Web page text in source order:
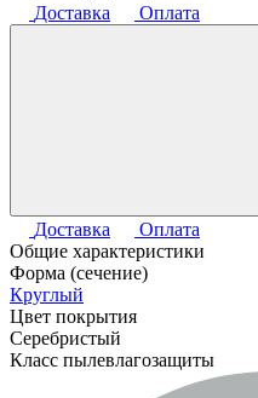
Доставка
Оплата
Доставка
Оплата
Общие характеристики
Форма (сечение)
Круглый
Цвет покрытия
Серебристый
Класс пылевлагозащиты